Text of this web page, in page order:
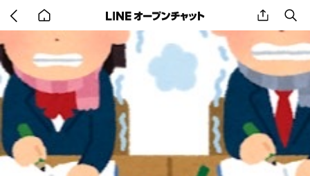
back
to
home
share